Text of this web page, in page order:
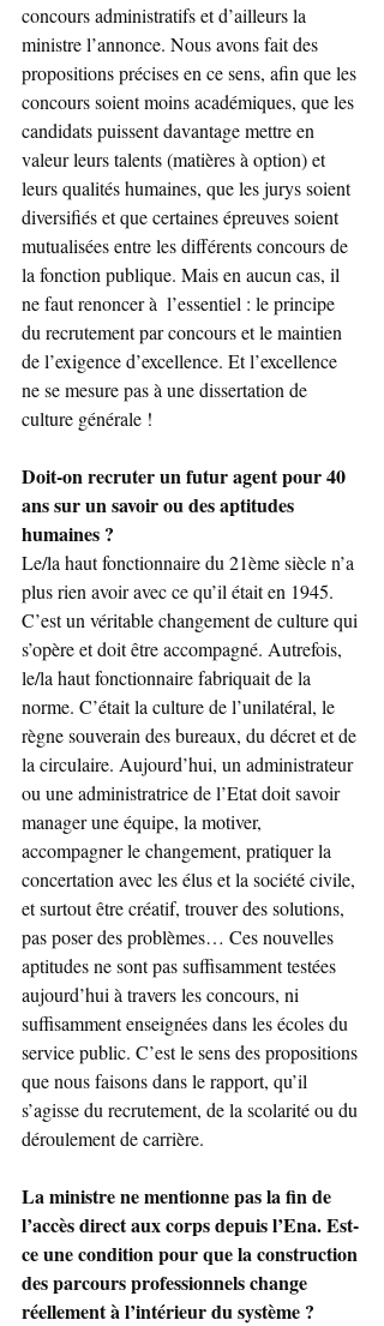
concours administratifs et d’ailleurs la
ministre l’annonce. Nous avons fait des
propositions précises en ce sens, afin que les
concours soient moins académiques, que les
candidats puissent davantage mettre en
valeur leurs talents (matières à option) et
leurs qualités humaines, que les jurys soient
diversifiés et que certaines épreuves soient
mutualisées entre les différents concours de
la fonction publique. Mais en aucun cas, il
ne faut renoncer à  l’essentiel : le principe
du recrutement par concours et le maintien
de l’exigence d’excellence. Et l’excellence
ne se mesure pas à une dissertation de
culture générale !
Doit-on recruter un futur agent pour 40
ans sur un savoir ou des aptitudes
humaines ?
Le/la haut fonctionnaire du 21ème siècle n’a
plus rien avoir avec ce qu’il était en 1945.
C’est un véritable changement de culture qui
s’opère et doit être accompagné. Autrefois,
le/la haut fonctionnaire fabriquait de la
norme. C’était la culture de l’unilatéral, le
règne souverain des bureaux, du décret et de
la circulaire. Aujourd’hui, un administrateur
ou une administratrice de l’Etat doit savoir
manager une équipe, la motiver,
accompagner le changement, pratiquer la
concertation avec les élus et la société civile,
et surtout être créatif, trouver des solutions,
pas poser des problèmes… Ces nouvelles
aptitudes ne sont pas suffisamment testées
aujourd’hui à travers les concours, ni
suffisamment enseignées dans les écoles du
service public. C’est le sens des propositions
que nous faisons dans le rapport, qu’il
s’agisse du recrutement, de la scolarité ou du
déroulement de carrière.
La ministre ne mentionne pas la fin de
l’accès direct aux corps depuis l’Ena. Est-
ce une condition pour que la construction
des parcours professionnels change
réellement à l’intérieur du système ?